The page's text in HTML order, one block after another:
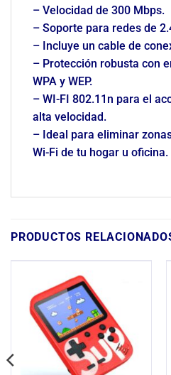
– Velocidad de 300 Mbps.
– Soporte para redes de
– Incluye un cable de
– Protección robusta con
WPA y WEP.
– WI-FI 802.11n para el
alta velocidad.
– Ideal para eliminar
Wi-Fi de tu hogar u oficina.
PRODUCTOS